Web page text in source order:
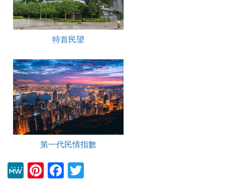
特首民望
第一代民情指數
M
Pi
F